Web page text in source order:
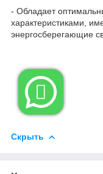
- Обладает
характеристиками,
энергосберегающие

Скрыть